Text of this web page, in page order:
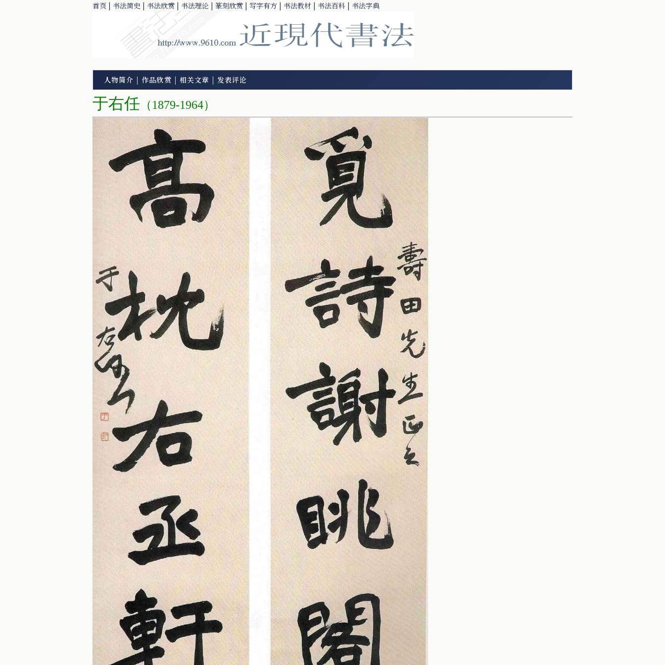
首页 | 书法简史 | 书法欣赏 | 书法理论 | 篆刻欣赏 | 写字有方 | 书法教材 | 书法百科 | 书法字典
人物简介 | 作品欣赏 | 相关文章 | 发表评论
于右任 （1879-1964）